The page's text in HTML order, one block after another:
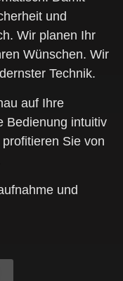
und
Wir planen Ihr
Wünschen. Wir
Technik.
auf Ihre
Bedienung intuitiv
Sie von
und